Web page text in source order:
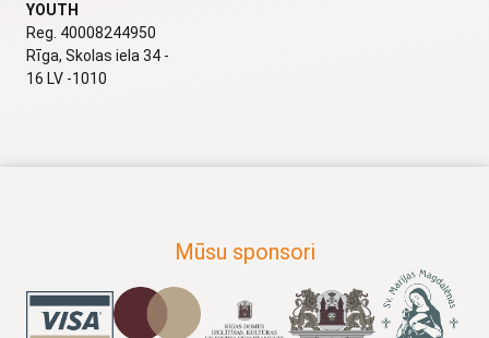
YOUTH
Reg. 40008244950
Rīga, Skolas iela 34 -
16 LV -1010
Mūsu sponsori